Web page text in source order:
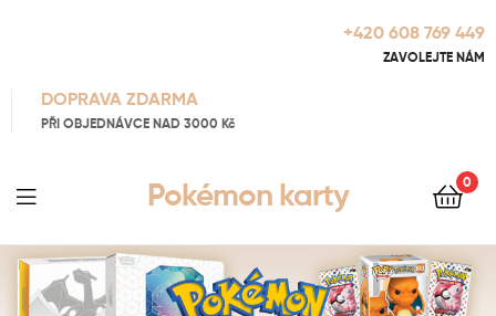
+420 608 769 449
ZAVOLEJTE NÁM
DOPRAVA ZDARMA
PŘI OBJEDNÁVCE NAD 3000 Kč
Pokémon karty 0